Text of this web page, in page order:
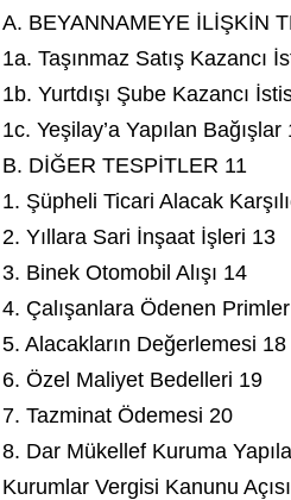
A. BEYANNAMEYE İLİŞKİN
1a. Taşınmaz Satış Kazancı
1b. Yurtdışı Şube Kazancı
1c. Yeşilay’a Yapılan Bağışlar
B. DİĞER TESPİTLER 11
1. Şüpheli Ticari Alacak
2. Yıllara Sari İnşaat İşleri 13
3. Binek Otomobil Alışı 14
4. Çalışanlara Ödenen
5. Alacakların Değerlemesi 18
6. Özel Maliyet Bedelleri 19
7. Tazminat Ödemesi 20
8. Dar Mükellef Kuruma
Kurumlar Vergisi Kanunu